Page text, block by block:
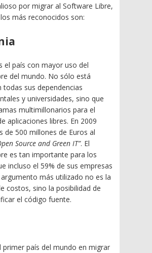
por migrar al Software Libre,
más reconocidos son:
el país con mayor uso del
del mundo. No sólo está
todas sus dependencias
y universidades, sino que
multimillonarios para el
aplicaciones libres. En 2009
de 500 millones de Euros al
Source and Green IT”. El
es tan importante para los
incluso el 59% de sus empresas
más utilizado no es la
costos, sino la posibilidad de
el código fuente.
primer país del mundo en migrar